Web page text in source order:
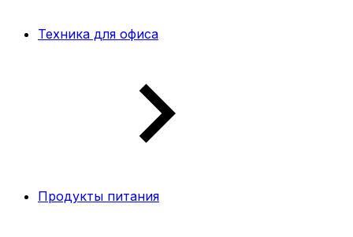
Техника для офиса
Продукты питания